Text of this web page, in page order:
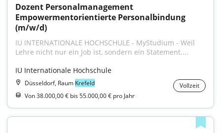
Dozent Personalmanagement
Empowermentorientierte Personalbindung
(m/w/d)
IU INTERNATIONALE HOCHSCHULE - MyStudium - Weil
Lehre nicht nur ein Job ist, sondern ein Statement....
IU Internationale Hochschule
Düsseldorf, Raum Krefeld
Vollzeit
Von 38.000,00 € bis 55.000,00 € pro Jahr